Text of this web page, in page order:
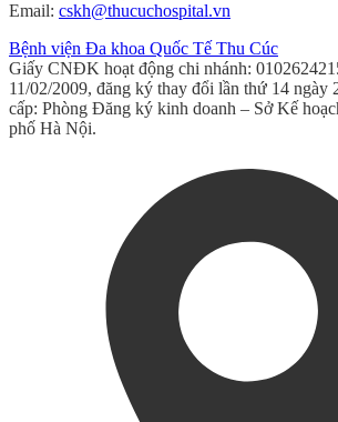
Email: cskh@thucuchospital.vn
Bệnh viện Đa khoa Quốc Tế Thu Cúc
Giấy CNĐK hoạt động chi nhánh:
11/02/2009, đăng ký thay đổi lần thứ 14 ngày
cấp: Phòng Đăng ký kinh doanh – Sở Kế
phố Hà Nội.